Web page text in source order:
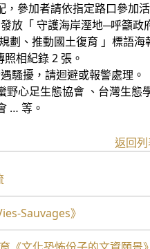
者請依指定路口參加活
守護海岸溼地─呼籲政
推動國土復育 」標語海
紀錄 2 張。
，請迴避或報警處理。
心足生態協會 、台灣生態
… 等。
返回
Sauvages》